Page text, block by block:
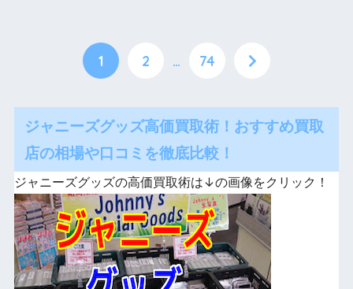
1 2 … 74
ジャニーズグッズ高価買取術！おすすめ買取
店の相場や口コミを徹底比較！
ジャニーズグッズの高価買取術は↓の画像をクリック！